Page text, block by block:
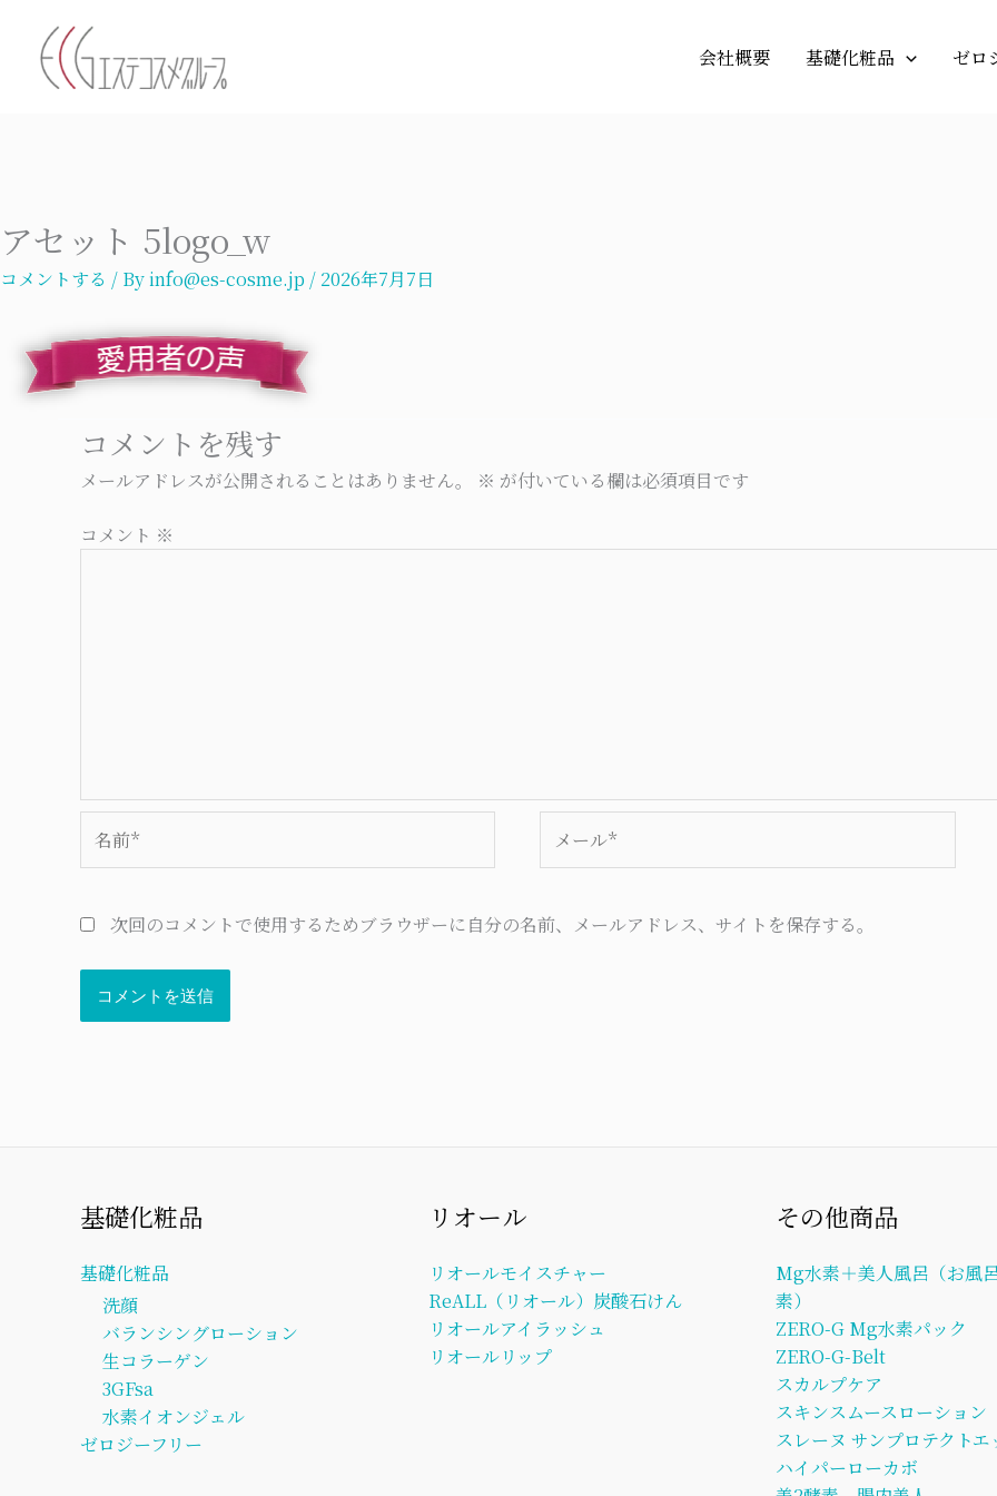
会社概要 基礎化粧品 ゼロ
アセット 5logo_w
コメントする / Byinfo@es-cosme.jp / 2026年7月7日
コメントを残す
メールアドレスが公開されることはありません。 ※ が付いている欄は必須項目です
コメント ※
前
ー
次回のコメントで使用するためブラウザーに自分の名前、メールアドレス、サイトを保存する。
基礎化粧品
基礎化粧品
洗顔
バランシングローション
生コラーゲン
3GFsa
水素イオンジェル
ゼロジーフリー
リオール
リオールモイスチャー
ReALL（リオール）炭酸石けん
リオールアイラッシュ
リオールリップ
その他商品
Mg水素＋美人風呂（お風
素）
ZERO-G Mg水素パック
ZERO-G-Belt
スカルプケア
スキンスムースローション
スレーヌ サンプロテクトエ
ハイパーローカボ